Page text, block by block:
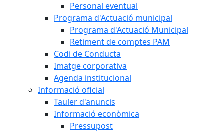
Personal eventual
Programa d'Actuació municipal
Programa d'Actuació Municipal
Retiment de comptes PAM
Codi de Conducta
Imatge corporativa
Agenda institucional
Informació oficial
Tauler d'anuncis
Informació econòmica
Pressupost